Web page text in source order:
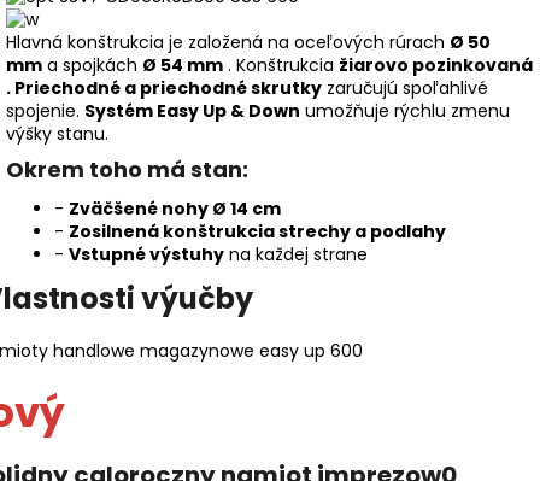
Hlavná konštrukcia je založená na oceľových rúrach Ø 50
mm a spojkách Ø 54 mm . Konštrukcia žiarovo pozinkovaná
. Priechodné a priechodné skrutky zaručujú spoľahlivé
spojenie. Systém Easy Up & Down umožňuje rýchlu zmenu
výšky stanu.
Okrem toho má stan:
- Zväčšené nohy Ø 14 cm
- Zosilnená konštrukcia strechy a podlahy
- Vstupné výstuhy na každej strane
výučby